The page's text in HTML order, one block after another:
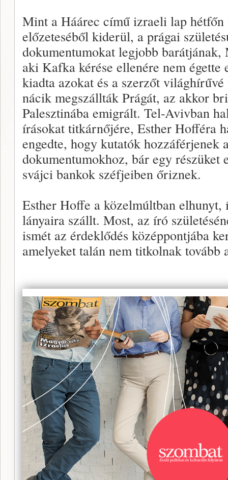
Mint a Háárec című izraeli lap
előzeteséből kiderül, a prágai
dokumentumokat legjobb
aki Kafka kérése ellenére nem
kiadta azokat és a szerzőt
nácik megszállták Prágát, az akkor
Palesztinába emigrált. Tel-Avivban
írásokat titkárnőjére, Esther Hofféra
engedte, hogy kutatók hozzáférjenek
dokumentumokhoz, bár egy részüket
svájci bankok széfjeiben őriznek.
Esther Hoffe a közelmúltban
lányaira szállt. Most, az író
ismét az érdeklődés középpontjába
amelyeket talán nem titkolnak tovább